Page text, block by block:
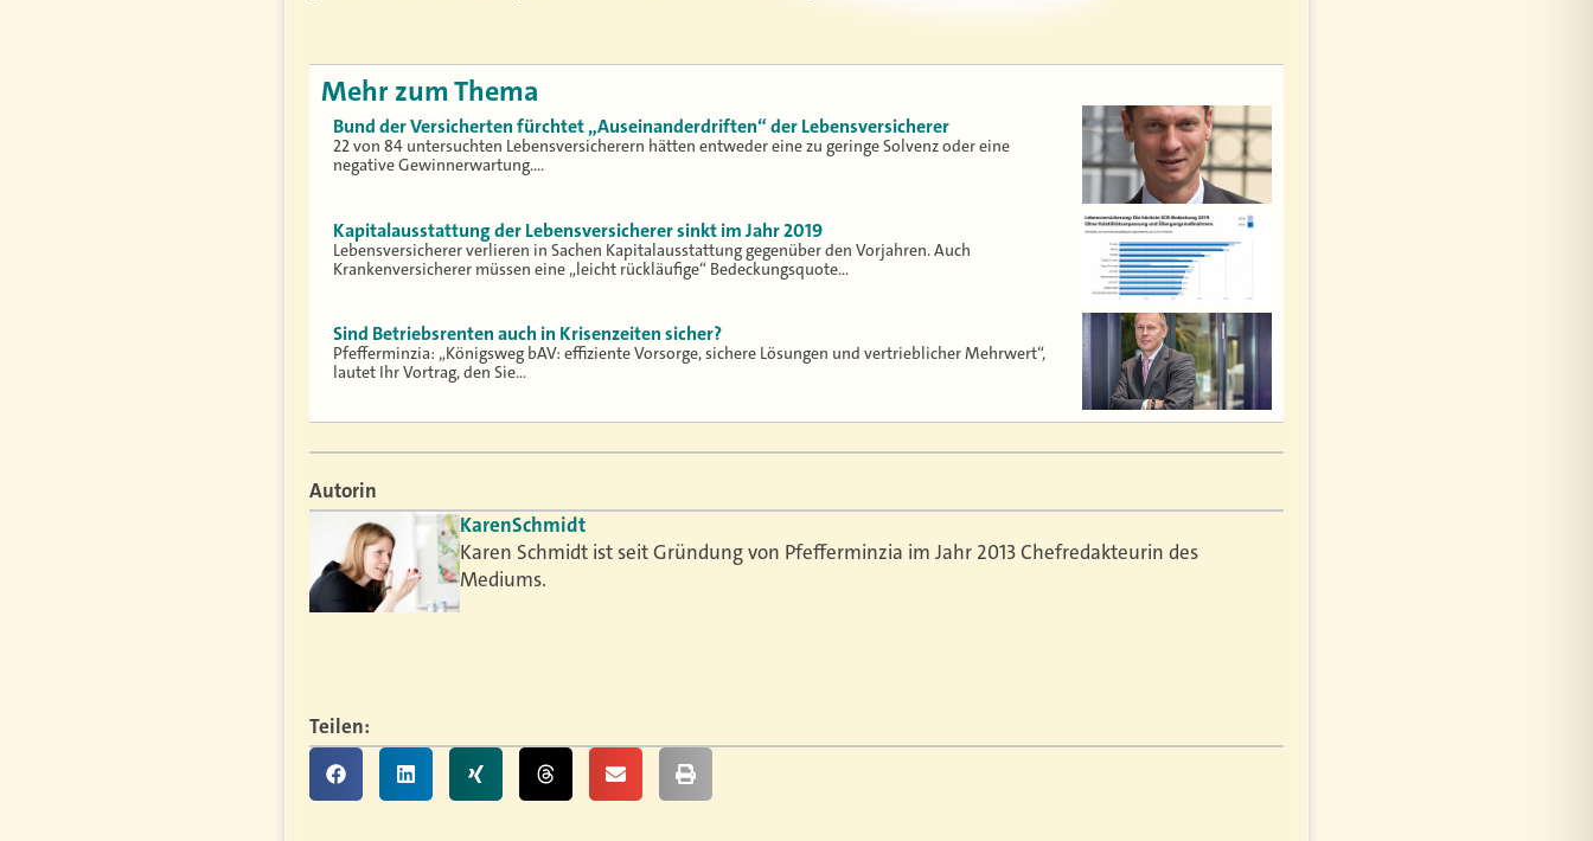
Mehr zum Thema
Bund der Versicherten fürchtet „Auseinanderdriften“ der Lebensversicherer
22 von 84 untersuchten Lebensversicherern hätten entweder eine zu geringe Solvenz oder eine
negative Gewinnerwartung.…
Kapitalausstattung der Lebensversicherer sinkt im Jahr 2019
Lebensversicherer verlieren in Sachen Kapitalausstattung gegenüber den Vorjahren. Auch
Krankenversicherer müssen eine „leicht rückläufige“ Bedeckungsquote…
Sind Betriebsrenten auch in Krisenzeiten sicher?
Pfefferminzia: „Königsweg bAV: effiziente Vorsorge, sichere Lösungen und vertrieblicher Mehrwert“,
lautet Ihr Vortrag, den Sie…
Autorin
KarenSchmidt
Karen Schmidt ist seit Gründung von Pfefferminzia im Jahr 2013 Chefredakteurin des
Mediums.
Teilen: